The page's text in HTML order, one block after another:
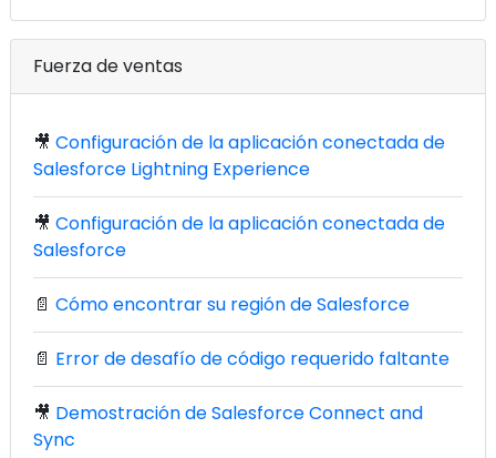
Fuerza de ventas
🎥 Configuración de la aplicación conectada de
Salesforce Lightning Experience
🎥 Configuración de la aplicación conectada de
Salesforce
📄 Cómo encontrar su región de Salesforce
📄 Error de desafío de código requerido faltante
🎥 Demostración de Salesforce Connect and
Sync